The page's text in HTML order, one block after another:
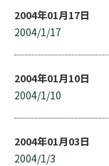
2004年01月17日
2004/1/17
2004年01月10日
2004/1/10
2004年01月03日
2004/1/3